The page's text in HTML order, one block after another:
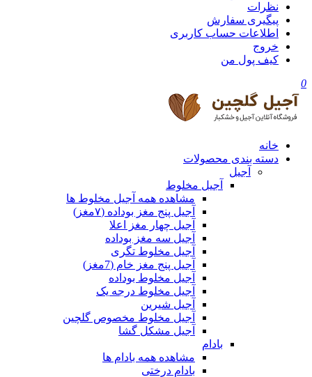
نظرات
پیگیری سفارش
اطلاعات حساب كاربری
خروج
کیف پول من
0
خانه
دسته بندی محصولات
آجیل
آجیل مخلوط
مشاهده همه آجیل مخلوط ها
آجیل پنج مغز بوداده (۷مغز)
آجیل چهار مغز اعلا
آجیل سه مغز بوداده
آجیل مخلوط تگری
آجیل پنج مغز خام (7مغز)
آجیل مخلوط بوداده
آجیل مخلوط درجه یک
آجیل شیرین
آجیل مخلوط مخصوص گلچین
آجیل مشکل گشا
بادام
مشاهده همه بادام ها
بادام درختی